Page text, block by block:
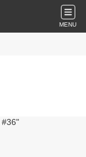
MENU